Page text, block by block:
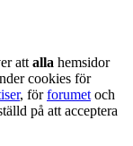
att alla hemsidor
cookies för
, förforumet och
på att acceptera